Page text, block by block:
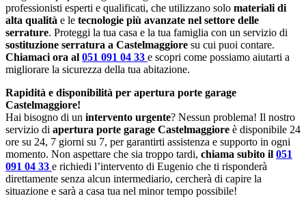
professionisti esperti e qualificati, che utilizzano solo materiali di
alta qualità e le tecnologie più avanzate nel settore delle
serrature. Proteggi la tua casa e la tua famiglia con un servizio di
sostituzione serratura a Castelmaggiore su cui puoi contare.
Chiamaci ora al 051 091 04 33 e scopri come possiamo aiutarti a
migliorare la sicurezza della tua abitazione.
Rapidità e disponibilità per apertura porte garage
Castelmaggiore!
Hai bisogno di un intervento urgente? Nessun problema! Il nostro
servizio di apertura porte garage Castelmaggiore è disponibile 24
ore su 24, 7 giorni su 7, per garantirti assistenza e supporto in ogni
momento. Non aspettare che sia troppo tardi, chiama subito il 051
091 04 33 e richiedi l’intervento di Eugenio che ti risponderà
direttamente senza alcun intermediario, cercherà di capire la
situazione e sarà a casa tua nel minor tempo possibile!